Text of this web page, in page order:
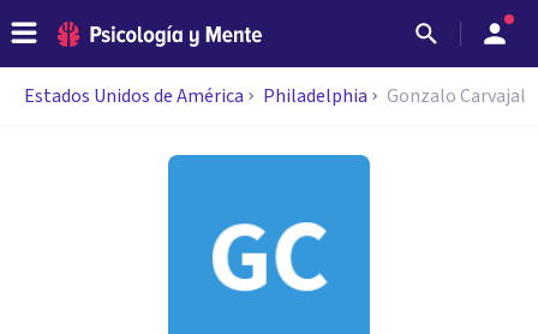
Estados Unidos de América Philadelphia Gonzalo Carvajal